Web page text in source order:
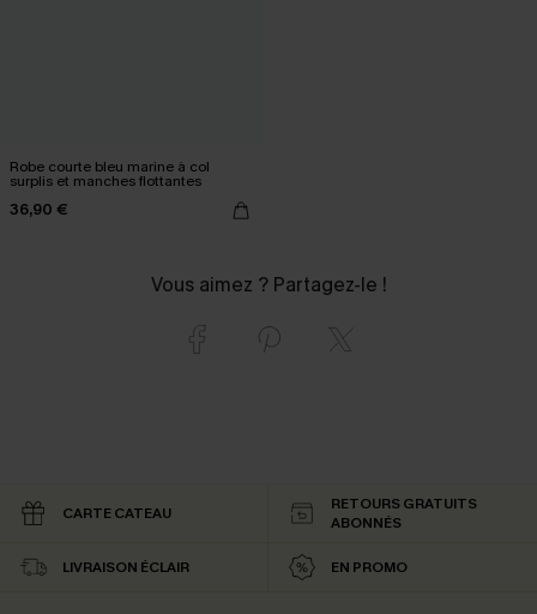
Robe courte bleu marine à col
surplis et manches flottantes
36,90 €
Vous aimez ? Partagez-le !
CARTE CATEAU
RETOURS GRATUITS
ABONNÉS
LIVRAISON ÉCLAIR EN PROMO